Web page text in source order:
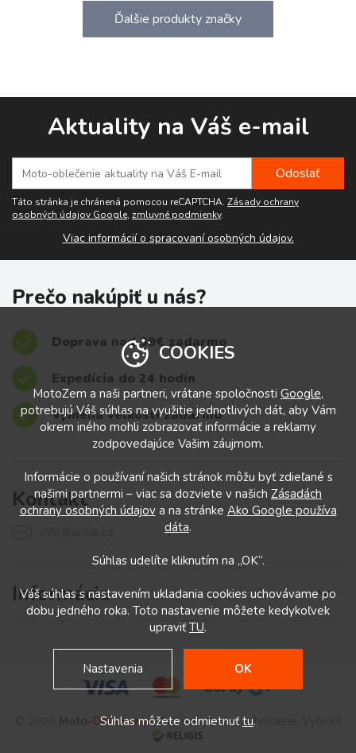
Ďalšie produkty značky
Aktuality na Váš e-mail
Táto stránka je chránená pomocou reCAPTCHA. Zásady ochrany
osobných údajov Google, zmluvné podmienky.
Viac informácií o spracovaní osobných údajov.
Prečo nakúpiť u nás?
Doprava nad 39€ zadarmo
Expedícia do 24 hodín
Výmena veľkostí zadarmo
Informácie
Kontakt
Oblečenie.sk. Všetky práva vyhradené. Vytvoril
COOKIES
MotoZem a naši partneri, vrátane spoločnosti Google,
potrebujú Váš súhlas na využitie jednotlivých dát, aby Vám
okrem iného mohli zobrazovať informácie a reklamy
zodpovedajúce Vašim záujmom.
Informácie o používaní našich stránok môžu byť zdieľané s
našimi partnermi – viac sa dozviete v našich Zásadách
ochrany osobných údajova na stránke Ako Google používa
dáta.
Súhlas udelíte kliknutím na „OK“.
Váš súhlas s nastavením ukladania cookies uchovávame po
dobu jedného roka. Toto nastavenie môžete kedykoľvek
upraviťTU.
Nastavenia OK
Súhlas môžete odmietnuťtu.